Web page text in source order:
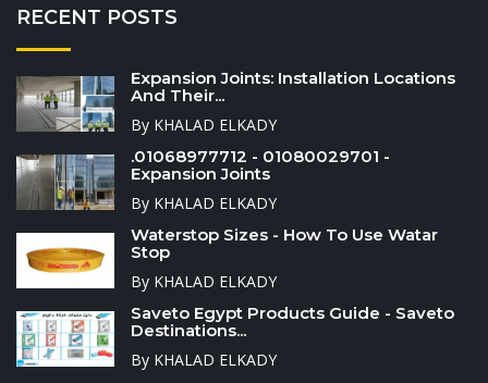
RECENT POSTS
Expansion Joints: Installation Locations
And Their...
By KHALAD ELKADY
.01068977712 - 01080029701 -
Expansion Joints
By KHALAD ELKADY
Waterstop Sizes - How To Use Watar
Stop
By KHALAD ELKADY
Saveto Egypt Products Guide - Saveto
Destinations...
By KHALAD ELKADY